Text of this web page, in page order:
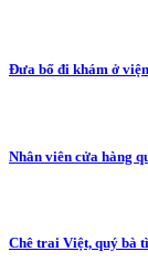
Đưa bố đi khám ở
Nhân viên cửa hàng
Chê trai Việt, quý bà